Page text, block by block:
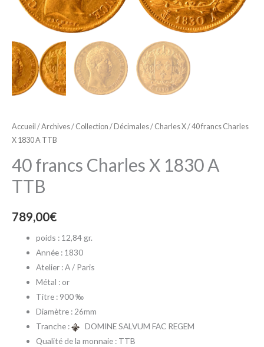
Accueil /Archives/ Collection /Décimales/ Charles X/ 40 francs Charles
X 1830 A TTB
40 francs Charles X 1830 A
TTB
789,00€
poids : 12,84 gr.
Année : 1830
Atelier : A / Paris
Métal : or
Titre : 900 ‰
Diamètre : 26mm
Tranche :
DOMINE SALVUM FAC REGEM
Qualité de la monnaie : TTB